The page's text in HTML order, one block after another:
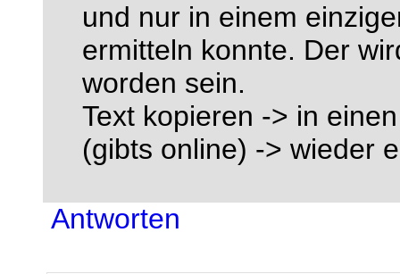
und nur in einem
ermitteln konnte. Der
worden sein.
Text kopieren -> in
(gibts online) -> wieder
Antworten